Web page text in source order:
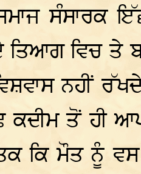
ਸੰਸਾਰਕ
ਤਿਆਗ ਵਿਚ ਤੇ
ਨਹੀਂ
ਤੋਂ ਹੀ
ਕਿ ਮੌਤ ਨੂੰ ਵਸ